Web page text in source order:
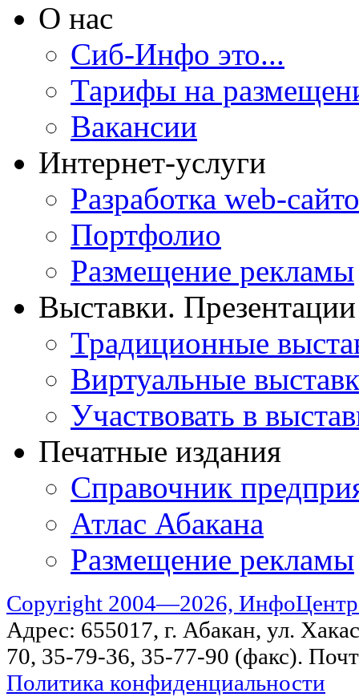
О нас
Сиб-Инфо это...
Тарифы на
Вакансии
Интернет-услуги
Разработка web-
Портфолио
Размещение рекламы
Выставки. Презентации
Традиционные
Виртуальные
Участвовать в
Печатные издания
Справочник
Атлас Абакана
Размещение рекламы
Copyright 2004—2026,
Адрес: 655017, г. Абакан, ул.
70, 35-79-36, 35-77-90 (факс).
Политика конфиденциальности